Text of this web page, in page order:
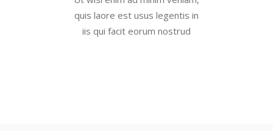
quis laore est usus legentis in
iis qui facit eorum nostrud